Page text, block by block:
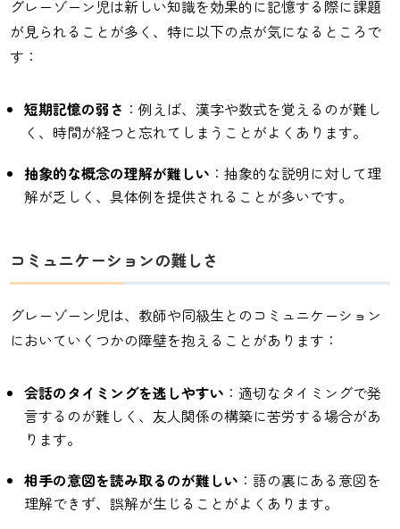
グレーゾーン児は新しい知識を効果的に記憶する際に課題
が見られることが多く、特に以下の点が気になるところで
す：
短期記憶の弱さ ：例えば、漢字や数式を覚えるのが難し
く、時間が経つと忘れてしまうことがよくあります。
抽象的な概念の理解が難しい ：抽象的な説明に対して理
解が乏しく、具体例を提供されることが多いです。
コミュニケーションの難しさ
グレーゾーン児は、教師や同級生とのコミュニケーション
においていくつかの障壁を抱えることがあります：
会話のタイミングを逃しやすい ：適切なタイミングで発
言するのが難しく、友人関係の構築に苦労する場合があ
ります。
相手の意図を読み取るのが難しい ：語の裏にある意図を
理解できず、誤解が生じることがよくあります。